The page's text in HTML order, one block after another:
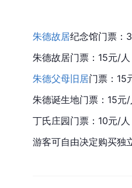
朱德故居纪念馆门票：
朱德故居门票：15元/人
朱德父母旧居门票：15
朱德诞生地门票：15元
丁氏庄园门票：10元/人
游客可自由决定购买独